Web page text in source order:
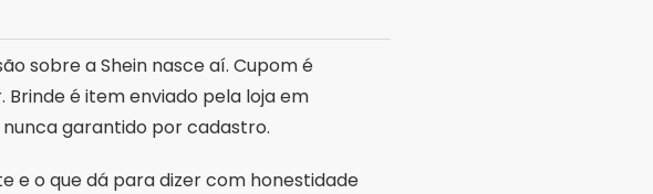
sobre a Shein nasce aí. Cupom é
é item enviado pela loja em
garantido por cadastro.
e o que dá para dizer com honestidade